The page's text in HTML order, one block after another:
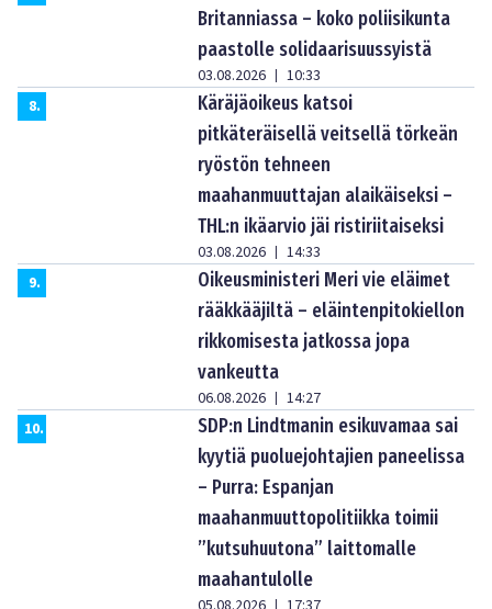
Britanniassa – koko poliisikunta
paastolle solidaarisuussyistä
03.08.2026 | 10:33
8.
Käräjäoikeus katsoi
pitkäteräisellä veitsellä törkeän
ryöstön tehneen
maahanmuuttajan alaikäiseksi –
THL:n ikäarvio jäi ristiriitaiseksi
03.08.2026 | 14:33
9.
Oikeusministeri Meri vie eläimet
rääkkääjiltä – eläintenpitokiellon
rikkomisesta jatkossa jopa
vankeutta
06.08.2026 | 14:27
10.
SDP:n Lindtmanin esikuvamaa sai
kyytiä puoluejohtajien paneelissa
– Purra: Espanjan
maahanmuuttopolitiikka toimii
”kutsuhuutona” laittomalle
maahantulolle
|